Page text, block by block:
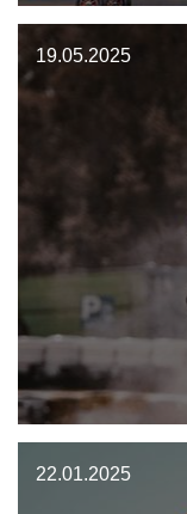
19.05.2025
22.01.2025